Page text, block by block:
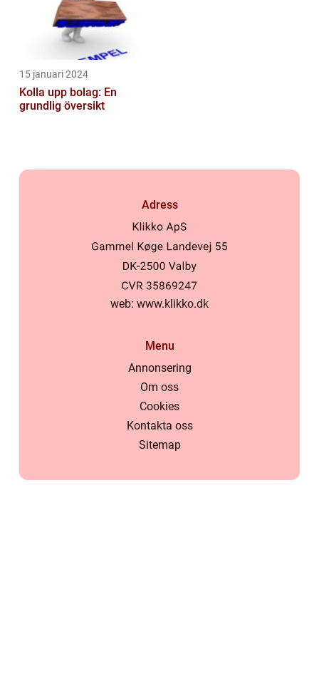
15 januari 2024
Kolla upp bolag: En
grundlig översikt
Adress
web: www.klikko.dk
Menu
Annonsering
Om oss
Cookies
Kontakta oss
Sitemap